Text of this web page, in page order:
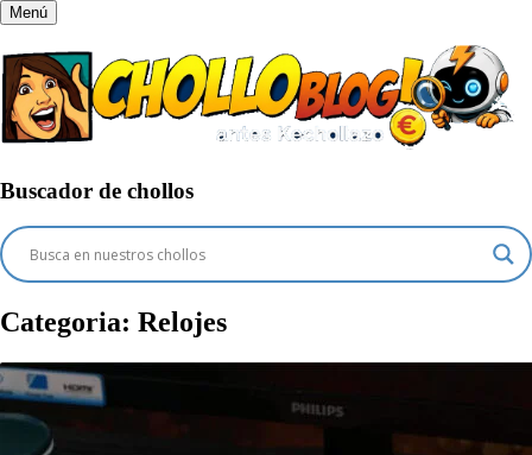
Menú
Buscador de chollos
Categoria: Relojes